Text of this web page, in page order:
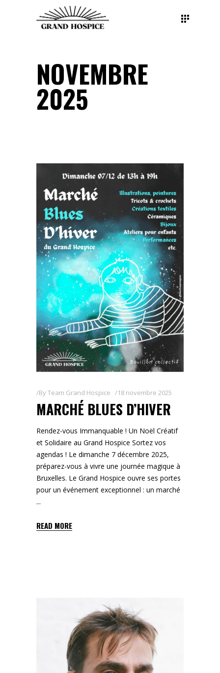
NOVEMBRE
2025
ByTeam Grand Hospice 18 novembre 2025
MARCHÉ BLUES D’HIVER
Rendez-vous Immanquable ! Un Noël Créatif
et Solidaire au Grand Hospice Sortez vos
agendas ! Le dimanche 7 décembre 2025,
préparez-vous à vivre une journée magique à
Bruxelles. Le Grand Hospice ouvre ses portes
pour un événement exceptionnel : un marché
READ MORE